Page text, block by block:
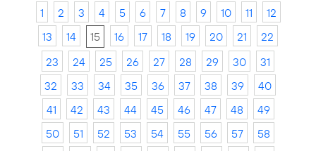
1 2 3 4 5 6 7 8 9 10 11
12
13
14 15 16 17 18 19 20 21
22
23
24 25 26 27 28 29 30
31
32
33 34 35 36 37 38 39
40
41
42 43 44 45 46 47 48
49
50
51 52 53 54 55 56 57
58